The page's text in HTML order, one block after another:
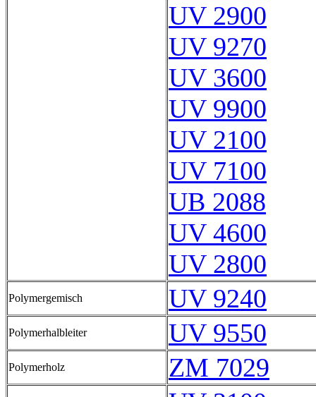
UV 2900
UV 9270
UV 3600
UV 9900
UV 2100
UV 7100
UB 2088
UV 4600
UV 2800
Polymergemisch UV 9240
Polymerhalbleiter UV 9550
Polymerholz ZM 7029